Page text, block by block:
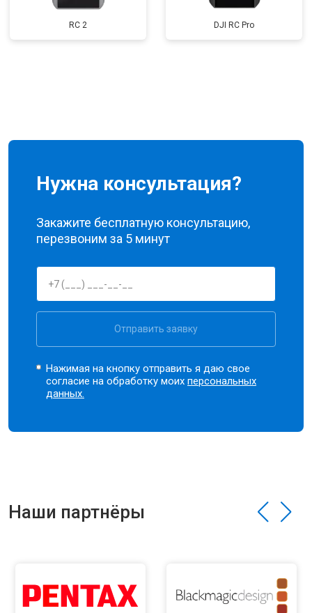
RC 2 DJI RC Pro
Нужна консультация?
Закажите бесплатную консультацию,
перезвоним за 5 минут
Отправить заявку
Нажимая на кнопку отправить я даю свое
согласие на обработку моихперсональных
данных.
Наши партнёры